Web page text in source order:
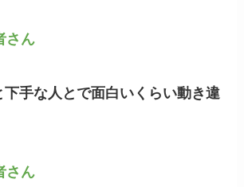
さん
下手な人とで面白いくらい動き違
さん